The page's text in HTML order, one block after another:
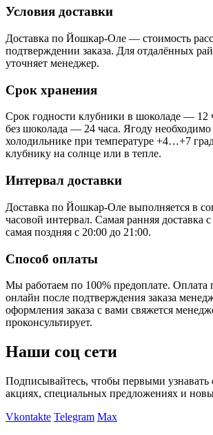
Условия доставки
Доставка по Йошкар-Оле — стоимость
подтверждении заказа. Для отдалённых
уточняет менеджер.
Срок хранения
Срок годности клубники в шоколаде — 12
без шоколада — 24 часа. Ягоду необходимо
холодильнике при температуре +4…+7
клубнику на солнце или в тепле.
Интервал доставки
Доставка по Йошкар-Оле выполняется в
часовой интервал. Самая ранняя доставка
самая поздняя с 20:00 до 21:00.
Способ оплаты
Мы работаем по 100% предоплате. Оплата
онлайн после подтверждения заказа
оформления заказа с вами свяжется
проконсультирует.
Наши соц сети
Подписывайтесь, чтобы первыми
акциях, специальных предложениях и
Vkontakte Telegram Max